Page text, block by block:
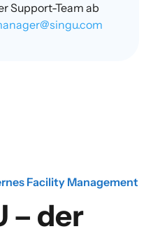
Support-Team ab
Facility Management
– der